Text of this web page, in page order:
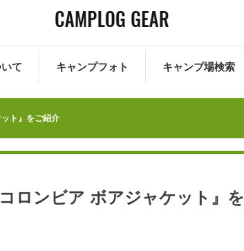
て キャンプフォト キャンプ場検索
ト』をご紹介
ロンビア ボアジャケット』を